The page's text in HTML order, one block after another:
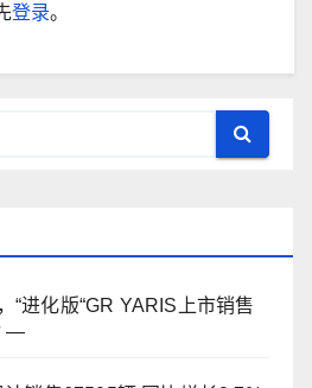
登录。
“进化版“GR YARIS上市销售
—